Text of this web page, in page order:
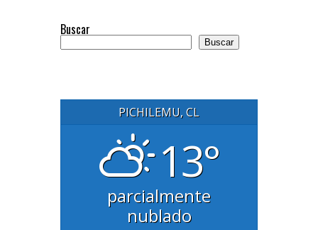
Buscar
Buscar
PICHILEMU, CL
13°
parcialmente
nublado